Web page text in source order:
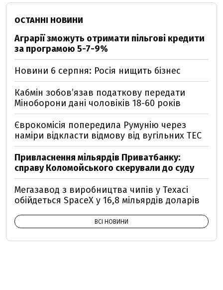
ОСТАННІ НОВИНИ
Аграрії зможуть отримати пільгові кредити
за програмою 5-7-9%
Новини 6 серпня: Росія нищить бізнес
Кабмін зобовʼязав податкову передати
Міноборони дані чоловіків 18-60 років
Єврокомісія попередила Румунію через
наміри відкласти відмову від вугільних ТЕС
Привласнення мільярдів Приватбанку:
справу Коломойського скерували до суду
Мегазавод з виробництва чипів у Техасі
обійдеться SpaceX у 16,8 мільярдів доларів
ВСІ НОВИНИ